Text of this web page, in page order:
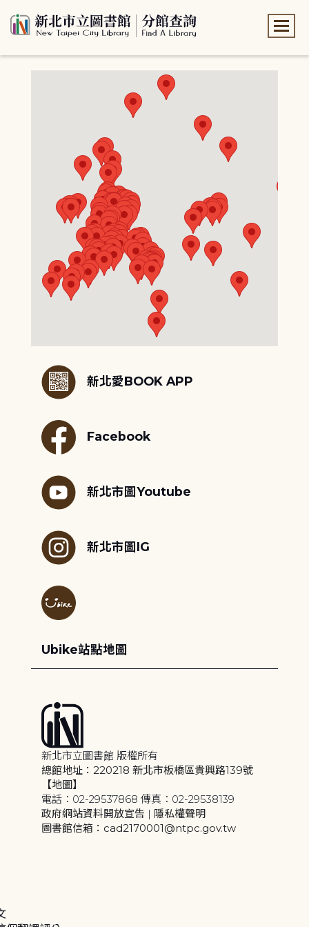
新北愛BOOK APP
Facebook
新北市圖Youtube
新北市圖IG
Ubike站點地圖
新北市立圖書館 版權所有
總館地址：220218 新北市板橋區貴興路139號
【地圖】
電話：02-29537868 傳真：02-29538139
政府網站資料開放宣告 | 隱私權聲明
圖書館信箱：cad2170001@ntpc.gov.tw